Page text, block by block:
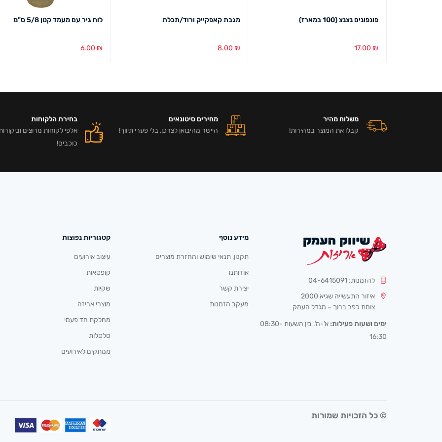
פונפונים נצנצ (100 במארז)
17.00 ₪
מגבת קאפקייק ורוד/תכלת
8.00 ₪
לוח גיר עם מעמד קטן 5/8 ס"מ
6.00 ₪
משלוח מהיר
קבלו את המוצר במהירות!
מחירים סיטונאים
היישר מהיבואן לצרכן, בלי פערי תיווך!
בחירת הלקוחות
כוכבים!
להזמנות: 04-6415091
איזור התעשייה שגיא 2000
צומת כפר ברוך – מגדל העמק
ימים ושעות פעילות:
א’-ה’, בין השעות 08:30-
16:30
מידע נוסף
תקנון, תנאי שימוש והחזרת מוצרים
אודותנו
יצירת קשר
מעקב הזמנות
קטגוריות נפוצות
עיצוב אירועים
קופסאות
שקיות
מוצרי אריזה
מחלקת חד פעמי
סלסלות
ממתקים לאירועים
© כל הזכויות שמורות